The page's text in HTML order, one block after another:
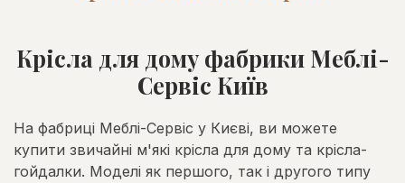
Крісла для дому фабрики Меблі-
Сервіс Київ
На фабриці Меблі-Сервіс у Києві, ви можете
купити звичайні м'які крісла для дому та крісла-
гойдалки. Моделі як першого, так і другого типу